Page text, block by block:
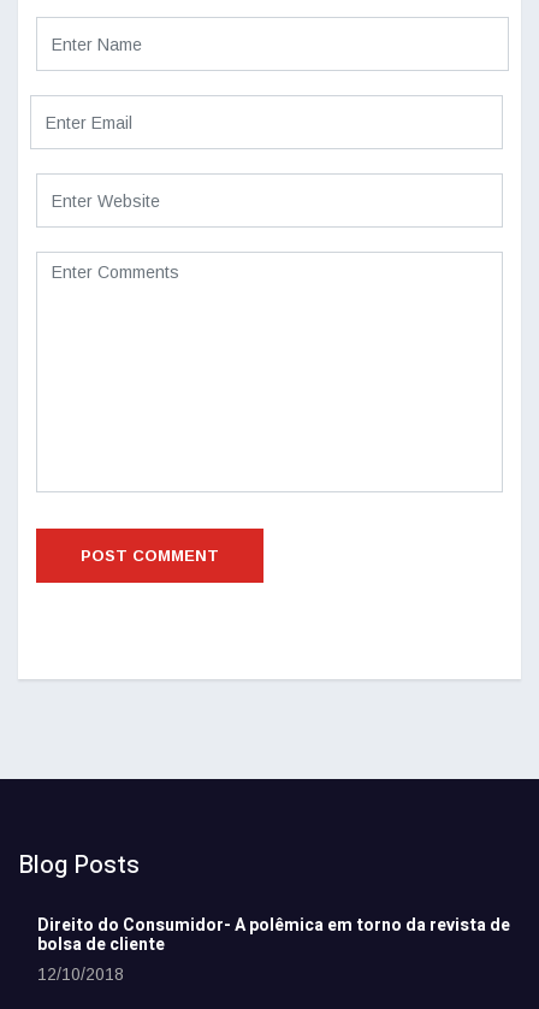
Blog Posts
Direito do Consumidor- A polêmica em torno da revista de
bolsa de cliente
12/10/2018